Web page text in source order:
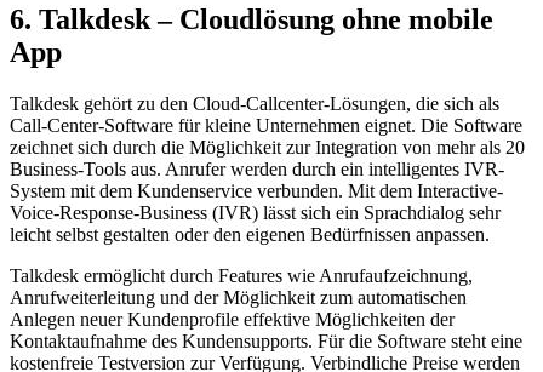
6. Talkdesk – Cloudlösung ohne mobile
App
Talkdesk gehört zu den Cloud-Callcenter-Lösungen, die sich als
Call-Center-Software für kleine Unternehmen eignet. Die Software
zeichnet sich durch die Möglichkeit zur Integration von mehr als 20
Business-Tools aus. Anrufer werden durch ein intelligentes IVR-
System mit dem Kundenservice verbunden. Mit dem Interactive-
Voice-Response-Business (IVR) lässt sich ein Sprachdialog sehr
leicht selbst gestalten oder den eigenen Bedürfnissen anpassen.
Talkdesk ermöglicht durch Features wie Anrufaufzeichnung,
Anrufweiterleitung und der Möglichkeit zum automatischen
Anlegen neuer Kundenprofile effektive Möglichkeiten der
Kontaktaufnahme des Kundensupports. Für die Software steht eine
kostenfreie Testversion zur Verfügung. Verbindliche Preise werden